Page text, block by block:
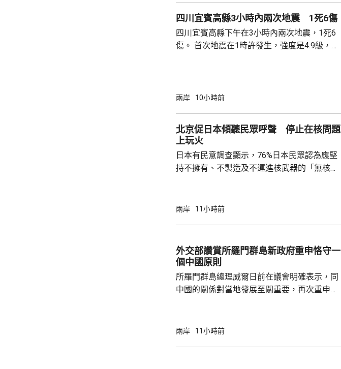
者，妥善保存死者遺體。使館已聯繫死者在國
內的親屬，將為家屬在泰國善後提...
四川宜賓高縣3小時內兩次地震 1死6傷
四川宜賓高縣下午在3小時內兩次地震，1死6
傷。 首次地震在1時許發生，強度是4.9級，4
部緊急調集17支救援力量合共180多人救災。
運行正常。 當局指，抗震救災各項工作正在緊
張有序進行，當地社會秩序穩定。
兩岸 10小時前
北京促日本傾聽民眾呼聲 停止在核問題
上玩火
日本有民意調查顯示，76%日本民眾認為應堅
持不擁有、不製造及不運進核武器的「無核三
言人林劍回應指，民調結果充分反映日本主流
圖突破「無核三原則」，暴露出日本右翼勢力
日益膨脹的政治、軍事野心，是拿一億多日本
兩岸 11小時前
外交部讚賞所羅門群島新政府重申恪守一
個中國原則
所羅門群島總理威爾日前在議會明確表示，同
中國的關係對當地發展至關重要，再次重申所
個中國，台灣是中國領土不可分割的一部分，
兩岸 11小時前